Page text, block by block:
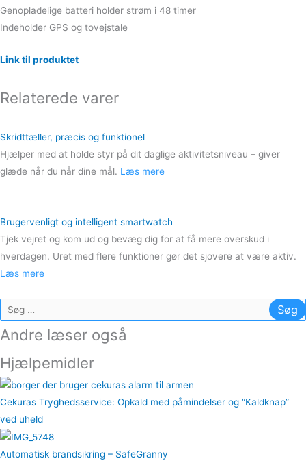
Genopladelige batteri holder strøm i 48 timer
Indeholder GPS og tovejstale
Link til produktet
Relaterede varer
Skridttæller, præcis og funktionel
Hjælper med at holde styr på dit daglige aktivitetsniveau – giver
glæde når du når dine mål. Læs mere
Brugervenligt og intelligent smartwatch
Tjek vejret og kom ud og bevæg dig for at få mere overskud i
hverdagen. Uret med flere funktioner gør det sjovere at være aktiv.
Læs mere
Søg
efter:
Andre læser også
Hjælpemidler
Cekuras Tryghedsservice: Opkald med påmindelser og “Kaldknap”
ved uheld
Automatisk brandsikring – SafeGranny